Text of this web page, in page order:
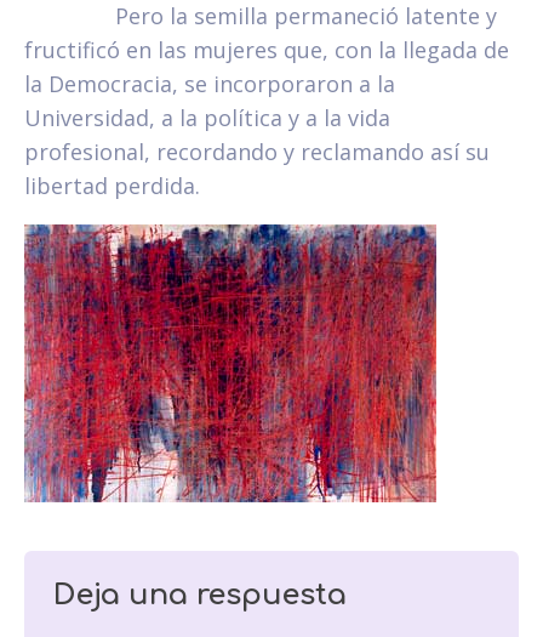
Pero la semilla permaneció latente y
fructificó en las mujeres que, con la llegada de
la Democracia, se incorporaron a la
Universidad, a la política y a la vida
profesional, recordando y reclamando así su
libertad perdida.
Deja una respuesta